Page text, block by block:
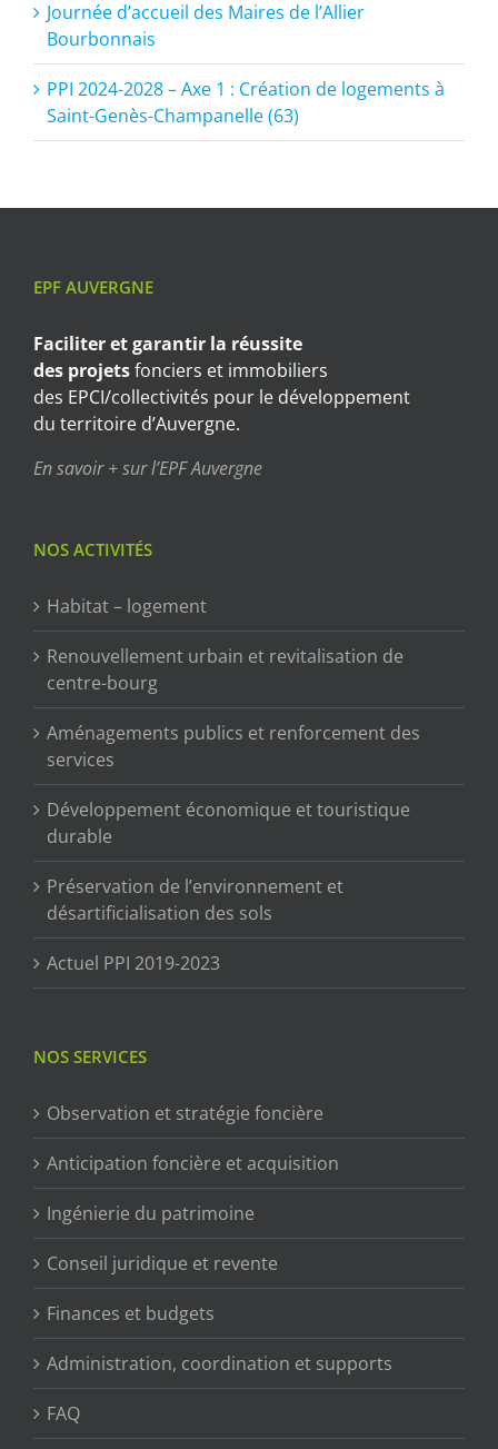
Journée d’accueil des Maires de l’Allier
Bourbonnais
PPI 2024-2028 – Axe 1 : Création de logements à
Saint-Genès-Champanelle (63)
EPF AUVERGNE
Faciliter et garantir la réussite
des projetsfonciers et immobiliers
des EPCI/collectivités pour le développement
du territoire d’Auvergne.
En savoir + sur l’EPF Auvergne
NOS ACTIVITÉS
Habitat – logement
Renouvellement urbain et revitalisation de
centre-bourg
Aménagements publics et renforcement des
services
Développement économique et touristique
durable
Préservation de l’environnement et
désartificialisation des sols
Actuel PPI 2019-2023
NOS SERVICES
Observation et stratégie foncière
Anticipation foncière et acquisition
Ingénierie du patrimoine
Conseil juridique et revente
Finances et budgets
Administration, coordination et supports
FAQ